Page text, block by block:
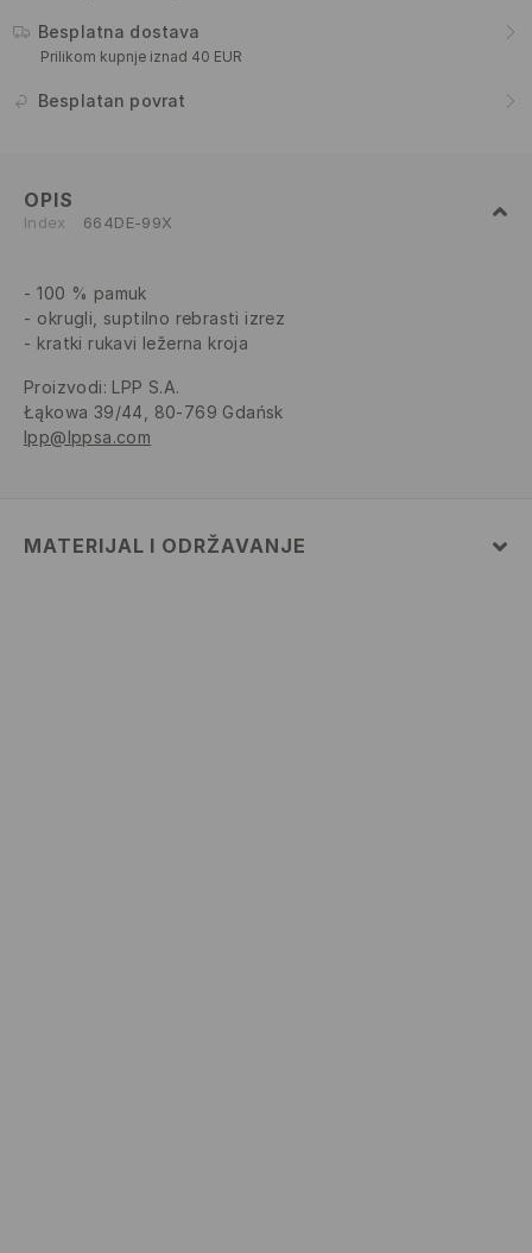
Besplatna dostava
Prilikom kupnje iznad 40 EUR
Besplatan povrat
OPIS
Index 664DE-99X
100 % pamuk
okrugli, suptilno rebrasti izrez
kratki rukavi ležerna kroja
Proizvodi: LPP S.A.
Łąkowa 39/44, 80-769 Gdańsk
lpp@lppsa.com
MATERIJAL I ODRŽAVANJE